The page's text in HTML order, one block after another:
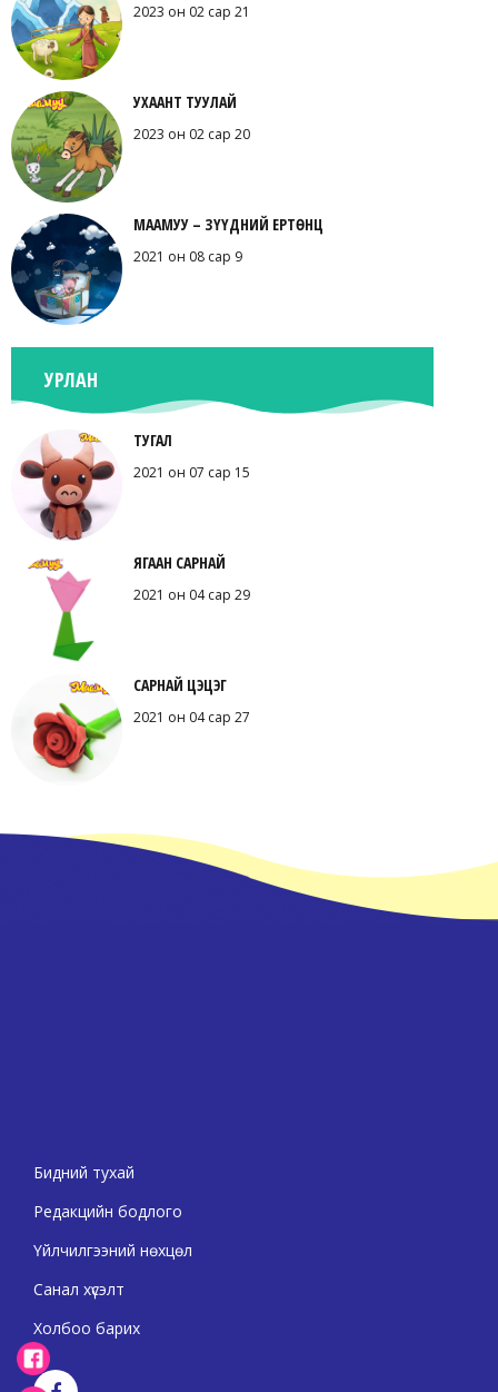
2023 он 02 сар 21
УХААНТ ТУУЛАЙ
2023 он 02 сар 20
МААМУУ – ЗҮҮДНИЙ ЕРТӨНЦ
2021 он 08 сар 9
УРЛАН
ТУГАЛ
2021 он 07 сар 15
ЯГААН САРНАЙ
2021 он 04 сар 29
САРНАЙ ЦЭЦЭГ
2021 он 04 сар 27
Бидний тухай
Редакцийн бодлого
Үйлчилгээний нөхцөл
Санал хүсэлт
Холбоо барих